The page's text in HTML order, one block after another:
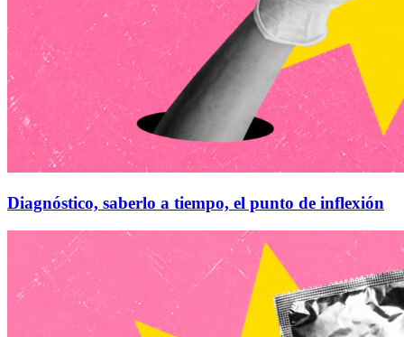
Diagnóstico, saberlo a tiempo, el punto de inflexión